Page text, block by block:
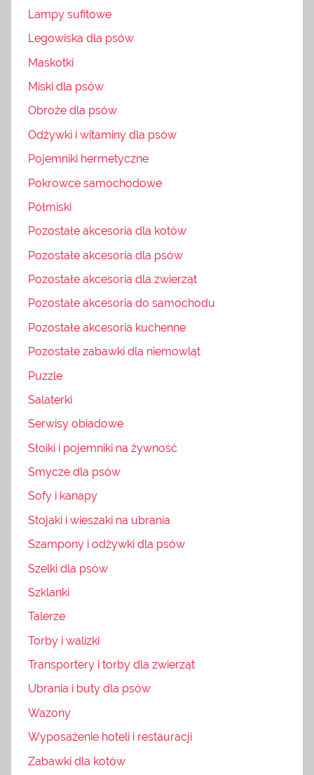
Lampy sufitowe
Legowiska dla psów
Maskotki
Miski dla psów
Obroże dla psów
Odżywki i witaminy dla psów
Pojemniki hermetyczne
Pokrowce samochodowe
Półmiski
Pozostałe akcesoria dla kotów
Pozostałe akcesoria dla psów
Pozostałe akcesoria dla zwierząt
Pozostałe akcesoria do samochodu
Pozostałe akcesoria kuchenne
Pozostałe zabawki dla niemowląt
Puzzle
Salaterki
Serwisy obiadowe
Słoiki i pojemniki na żywność
Smycze dla psów
Sofy i kanapy
Stojaki i wieszaki na ubrania
Szampony i odżywki dla psów
Szelki dla psów
Szklanki
Talerze
Torby i walizki
Transportery i torby dla zwierząt
Ubrania i buty dla psów
Wazony
Wyposażenie hoteli i restauracji
Zabawki dla kotów